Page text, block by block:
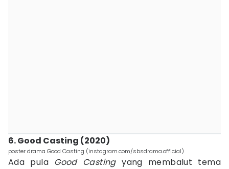
6. Good Casting (2020)
poster drama Good Casting (instagram.com/sbsdrama.official)
Ada pula Good Castingyang membalut tema